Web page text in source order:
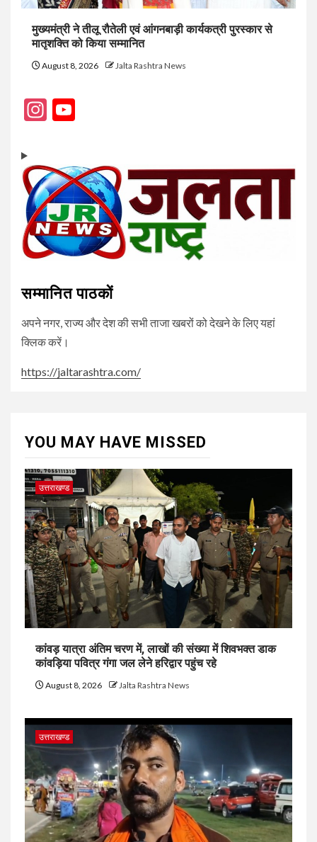
मुख्यमंत्री ने तीलू रौतेली एवं आंगनबाड़ी कार्यकत्री पुरस्कार से
मातृशक्ति को किया सम्मानित
August 8, 2026 Jalta Rashtra News
Instagram
सम्मानित पाठकों
अपने नगर, राज्य और देश की सभी ताजा खबरों को देखने के लिए यहां
क्लिक करें।
https://jaltarashtra.com/
YOU MAY HAVE MISSED
उत्तराखण्ड
कांवड़ यात्रा अंतिम चरण में, लाखों की संख्या में शिवभक्त डाक
कांवड़िया पवित्र गंगा जल लेने हरिद्वार पहुंच रहे
August 8, 2026 Jalta Rashtra News
उत्तराखण्ड